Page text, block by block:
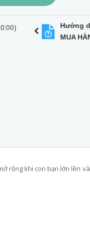
Hướng
MUA
rộng khi con bạn lớn lên và